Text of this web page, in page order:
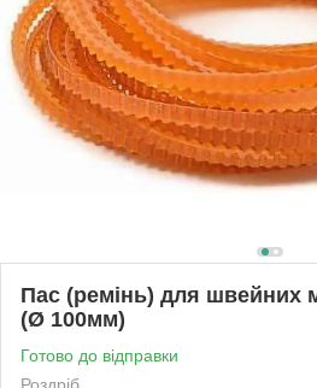
Пас (ремінь) для швейних
(Ø 100мм)
Готово до відправки
Роздріб